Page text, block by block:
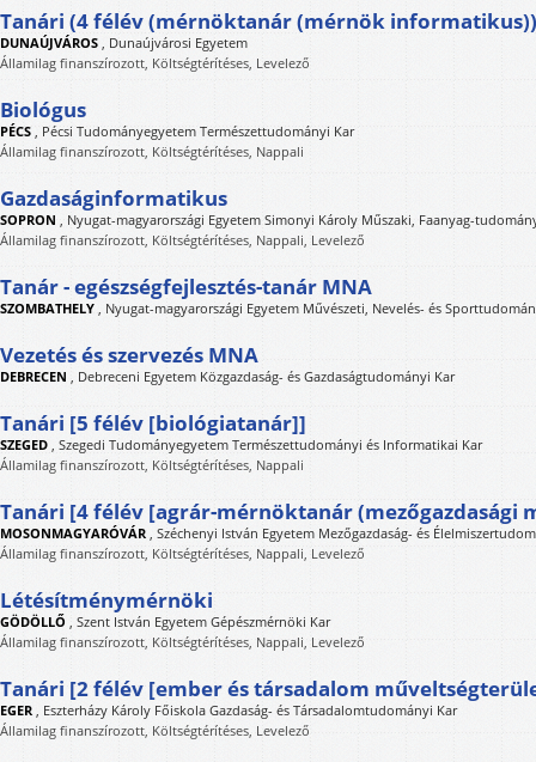
Tanári (4 félév (mérnöktanár (mérnök
DUNAÚJVÁROS , Dunaújvárosi Egyetem
Államilag finanszírozott, Költségtérítéses, Levelező
Biológus
PÉCS , Pécsi Tudományegyetem Természettudományi Kar
Államilag finanszírozott, Költségtérítéses, Nappali
Gazdaságinformatikus
SOPRON , Nyugat-magyarországi Egyetem Simonyi Károly Műszaki, Faanyag-
Államilag finanszírozott, Költségtérítéses, Nappali, Levelező
Tanár - egészségfejlesztés-tanár MNA
SZOMBATHELY , Nyugat-magyarországi Egyetem Művészeti, Nevelés- és
Vezetés és szervezés MNA
DEBRECEN , Debreceni Egyetem Közgazdaság- és Gazdaságtudományi Kar
Tanári [5 félév [biológiatanár]]
SZEGED , Szegedi Tudományegyetem Természettudományi és Informatikai Kar
Államilag finanszírozott, Költségtérítéses, Nappali
Tanári [4 félév [agrár-mérnöktanár (mezőgazdasági
MOSONMAGYARÓVÁR , Széchenyi István Egyetem Mezőgazdaság- és
Államilag finanszírozott, Költségtérítéses, Nappali, Levelező
Létésítménymérnöki
GÖDÖLLŐ , Szent István Egyetem Gépészmérnöki Kar
Államilag finanszírozott, Költségtérítéses, Nappali, Levelező
Tanári [2 félév [ember és társadalom
EGER , Eszterházy Károly Főiskola Gazdaság- és Társadalomtudományi Kar
Államilag finanszírozott, Költségtérítéses, Levelező